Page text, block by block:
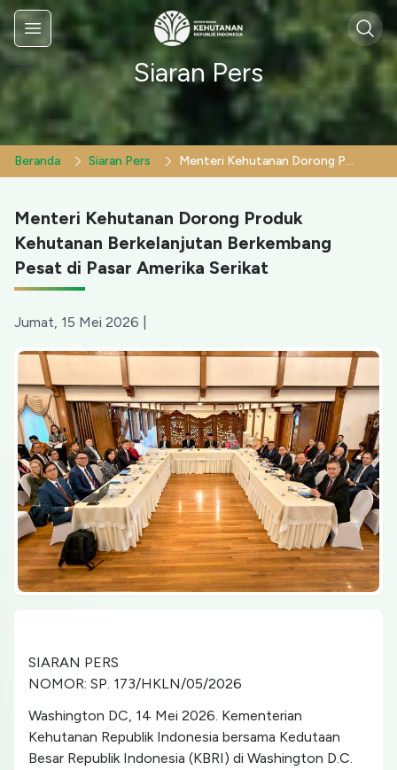
Menu
Siaran Pers
Beranda Siaran Pers Menteri Kehutanan Dorong Produk Kehutanan Berkelanjutan Berkembang Pesat di Pasar Amerika Serikat
Menteri Kehutanan Dorong Produk
Kehutanan Berkelanjutan Berkembang
Pesat di Pasar Amerika Serikat
Jumat, 15 Mei 2026
SIARAN PERS
NOMOR: SP. 173/HKLN/05/2026
Washington DC, 14 Mei 2026. Kementerian
Kehutanan Republik Indonesia bersama Kedutaan
Besar Republik Indonesia (KBRI) di Washington D.C.